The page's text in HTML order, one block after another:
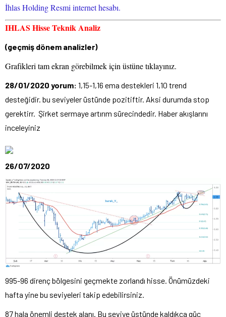
İhlas Holding Resmi internet hesabı.
IHLAS Hisse Teknik Analiz
(geçmiş dönem analizler)
Grafikleri tam ekran görebilmek için üstüne tıklayınız.
28/01/2020 yorum: 1,15-1,16 ema destekleri 1,10 trend
desteğidir. bu seviyeler üstünde pozitiftir. Aksi durumda stop
gerektirr. Şirket sermaye artırım sürecindedir. Haber akışlarını
inceleyiniz
26/07/2020
995-96 direnç bölgesini geçmekte zorlandı hisse. Önümüzdeki
hafta yine bu seviyeleri takip edebilirsiniz.
87 hala önemli destek alanı. Bu seviye üstünde kaldıkça güç